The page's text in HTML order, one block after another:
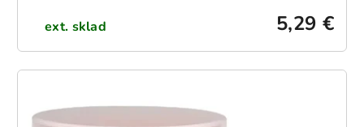
ext. sklad 5,29 €